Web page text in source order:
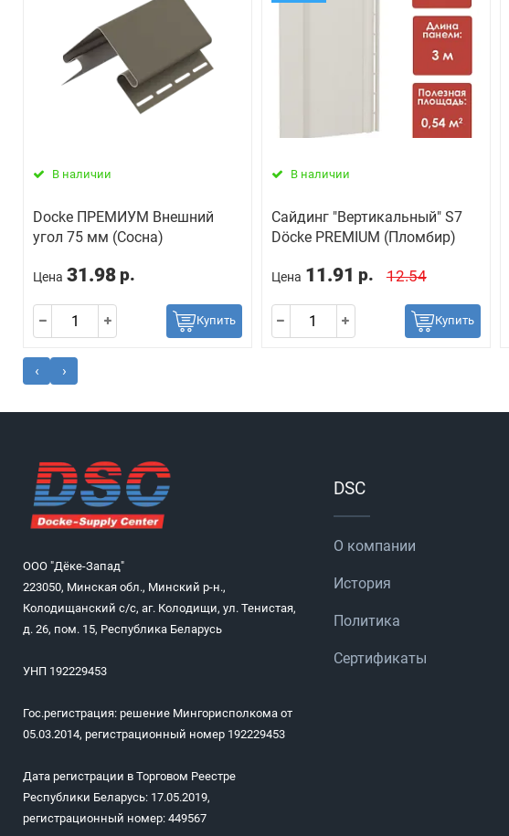
В наличии
Docke ПРЕМИУМ Внешний
угол 75 мм (Сосна)
Цена 31.98 р.
Купить
В наличии
Сайдинг "Вертикальный" S7
Döcke PREMIUM (Пломбир)
Цена 11.91 р. 12.54
Купить
‹ ›
ООО "Дёке-Запад"
223050, Минская обл., Минский р-н.,
Колодищанский с/с, аг. Колодищи, ул. Тенистая,
д. 26, пом. 15, Республика Беларусь
УНП 192229453
Гос.регистрация: решение Мингорисполкома от
05.03.2014, регистрационный номер 192229453
Дата регистрации в Торговом Реестре
Республики Беларусь: 17.05.2019,
регистрационный номер: 449567
DSC
О компании
История
Политика
Сертификаты